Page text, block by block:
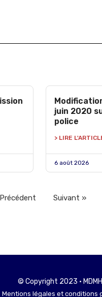
juin 2020
police
> LIRE
6 août 2026
Suivant »
© Copyright 2023 •
Mentions légales et conditions